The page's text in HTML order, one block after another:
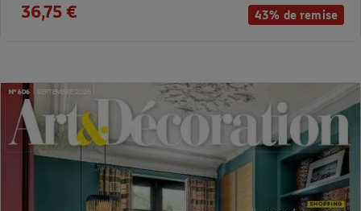
43% de remise
36,75 €